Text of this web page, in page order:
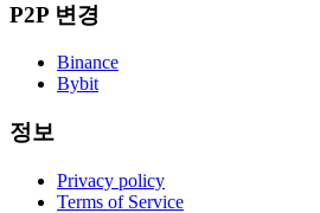
P2P 변경
Binance
Bybit
정보
Privacy policy
Terms of Service